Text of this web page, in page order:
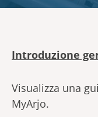
Introduzione
Visualizza una
MyArjo.